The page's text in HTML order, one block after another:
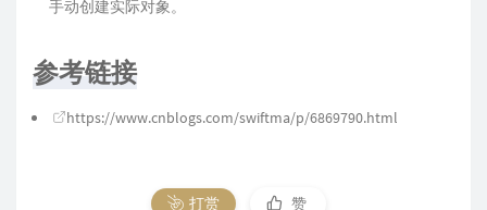
手动创建实际对象。
参考链接
https://www.cnblogs.com/swiftma/p/6869790.html
打赏 赞